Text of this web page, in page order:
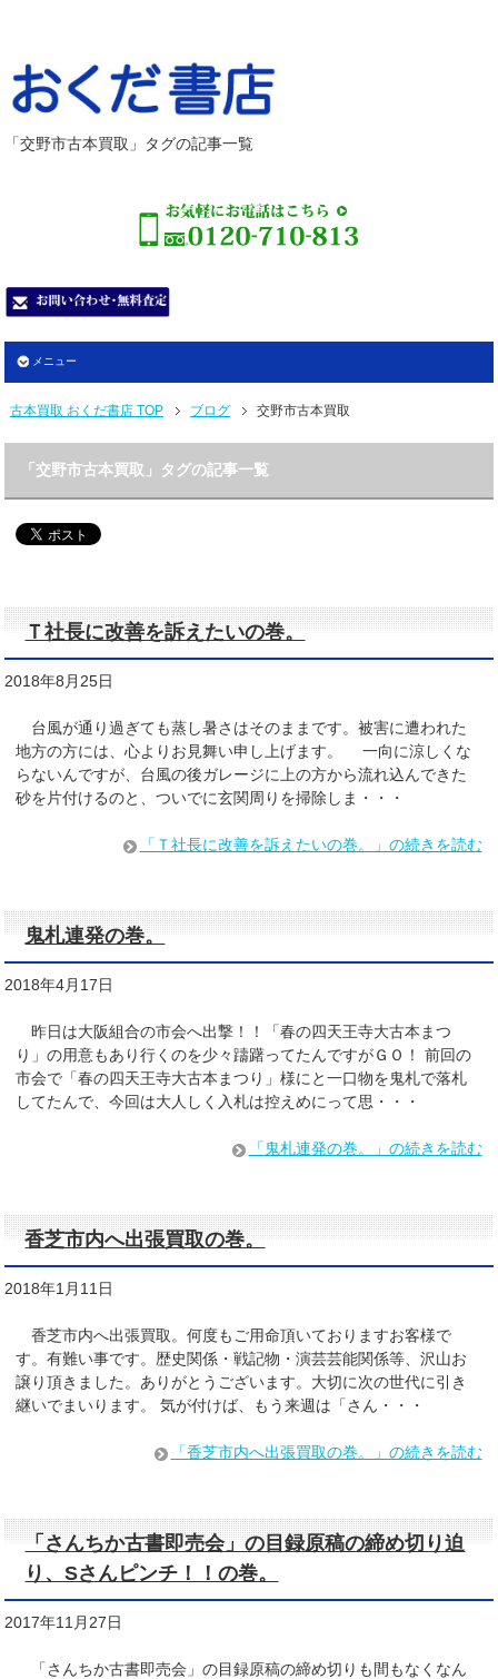
「交野市古本買取」タグの記事一覧
メニュー
古本買取 おくだ書店 TOP ブログ 交野市古本買取
「交野市古本買取」タグの記事一覧
Ｔ社長に改善を訴えたいの巻。
2018年8月25日
台風が通り過ぎても蒸し暑さはそのままです。被害に遭われた
地方の方には、心よりお見舞い申し上げます。 一向に涼しくな
らないんですが、台風の後ガレージに上の方から流れ込んできた
砂を片付けるのと、ついでに玄関周りを掃除しま・・・
「Ｔ社長に改善を訴えたいの巻。」の続きを読む
鬼札連発の巻。
2018年4月17日
昨日は大阪組合の市会へ出撃！！「春の四天王寺大古本まつ
り」の用意もあり行くのを少々躊躇ってたんですがＧＯ！ 前回の
市会で「春の四天王寺大古本まつり」様にと一口物を鬼札で落札
してたんで、今回は大人しく入札は控えめにって思・・・
「鬼札連発の巻。」の続きを読む
香芝市内へ出張買取の巻。
2018年1月11日
香芝市内へ出張買取。何度もご用命頂いておりますお客様で
す。有難い事です。歴史関係・戦記物・演芸芸能関係等、沢山お
譲り頂きました。ありがとうございます。大切に次の世代に引き
継いでまいります。 気が付けば、もう来週は「さん・・・
「香芝市内へ出張買取の巻。」の続きを読む
「さんちか古書即売会」の目録原稿の締め切り迫
り、Sさんピンチ！！の巻。
2017年11月27日
「さんちか古書即売会」の目録原稿の締め切りも間もなくなん